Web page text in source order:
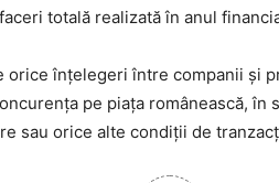
totală realizată în anul
orice înțelegeri între companii și
pe piața românească,
sau orice alte condiții de